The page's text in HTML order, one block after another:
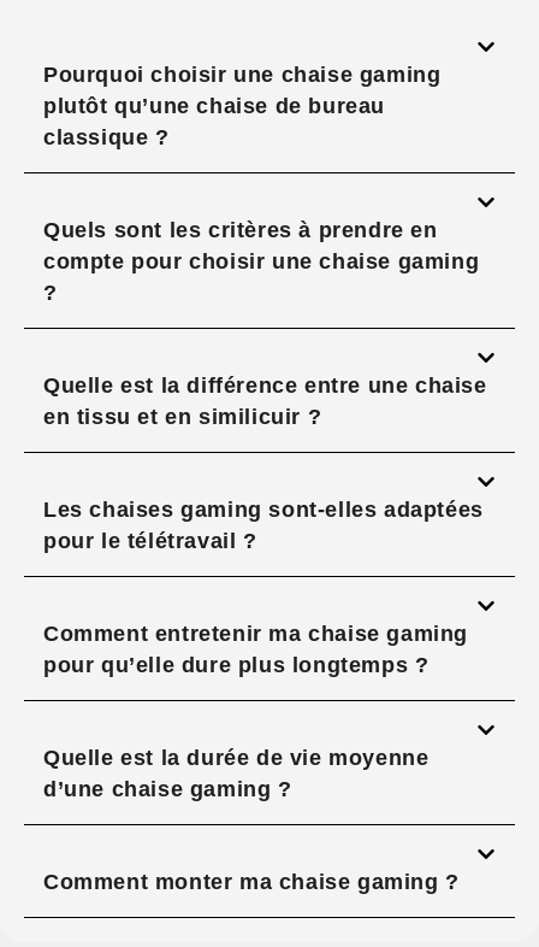
Pourquoi choisir une chaise gaming
plutôt qu’une chaise de bureau
classique ?
Quels sont les critères à prendre en
compte pour choisir une chaise gaming
?
Quelle est la différence entre une chaise
en tissu et en similicuir ?
Les chaises gaming sont-elles adaptées
pour le télétravail ?
Comment entretenir ma chaise gaming
pour qu’elle dure plus longtemps ?
Quelle est la durée de vie moyenne
d’une chaise gaming ?
Comment monter ma chaise gaming ?